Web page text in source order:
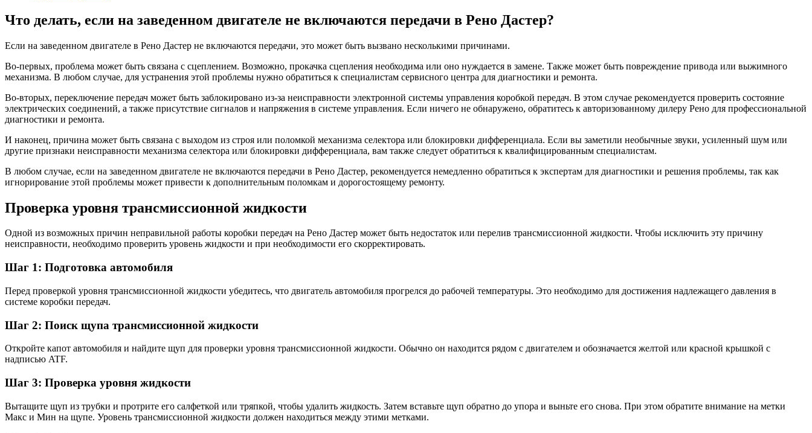
Что делать, если на заведенном двигателе не включаются передачи в Рено Дастер?
Если на заведенном двигателе в Рено Дастер не включаются передачи, это может быть вызвано несколькими причинами.
Во-первых, проблема может быть связана с сцеплением. Возможно, прокачка сцепления необходима или оно нуждается в замене. Также может быть повреждение привода или выжимного
механизма. В любом случае, для устранения этой проблемы нужно обратиться к специалистам сервисного центра для диагностики и ремонта.
Во-вторых, переключение передач может быть заблокировано из-за неисправности электронной системы управления коробкой передач. В этом случае рекомендуется проверить состояние
электрических соединений, а также присутствие сигналов и напряжения в системе управления. Если ничего не обнаружено, обратитесь к авторизованному дилеру Рено для профессиональной
диагностики и ремонта.
И наконец, причина может быть связана с выходом из строя или поломкой механизма селектора или блокировки дифференциала. Если вы заметили необычные звуки, усиленный шум или
другие признаки неисправности механизма селектора или блокировки дифференциала, вам также следует обратиться к квалифицированным специалистам.
В любом случае, если на заведенном двигателе не включаются передачи в Рено Дастер, рекомендуется немедленно обратиться к экспертам для диагностики и решения проблемы, так как
игнорирование этой проблемы может привести к дополнительным поломкам и дорогостоящему ремонту.
Проверка уровня трансмиссионной жидкости
Одной из возможных причин неправильной работы коробки передач на Рено Дастер может быть недостаток или перелив трансмиссионной жидкости. Чтобы исключить эту причину
неисправности, необходимо проверить уровень жидкости и при необходимости его скорректировать.
Шаг 1: Подготовка автомобиля
Перед проверкой уровня трансмиссионной жидкости убедитесь, что двигатель автомобиля прогрелся до рабочей температуры. Это необходимо для достижения надлежащего давления в
системе коробки передач.
Шаг 2: Поиск щупа трансмиссионной жидкости
Откройте капот автомобиля и найдите щуп для проверки уровня трансмиссионной жидкости. Обычно он находится рядом с двигателем и обозначается желтой или красной крышкой с
надписью ATF.
Шаг 3: Проверка уровня жидкости
Вытащите щуп из трубки и протрите его салфеткой или тряпкой, чтобы удалить жидкость. Затем вставьте щуп обратно до упора и выньте его снова. При этом обратите внимание на метки
Макс и Мин на щупе. Уровень трансмиссионной жидкости должен находиться между этими метками.